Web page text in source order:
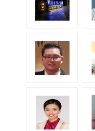
K.ฝ้าย
K.Puii
K.Lookked